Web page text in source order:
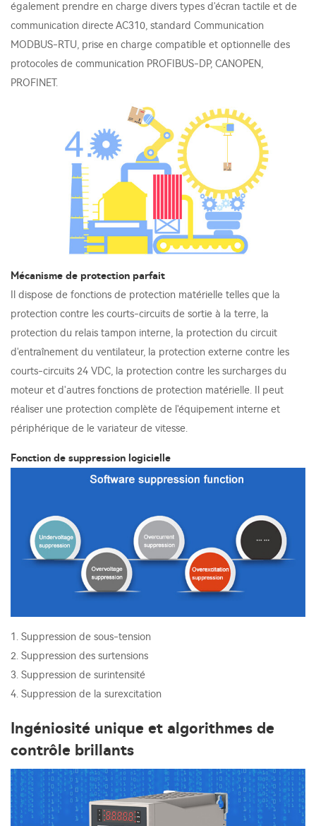
également prendre en charge divers types d'écran tactile et de
communication directe AC310, standard Communication
MODBUS-RTU, prise en charge compatible et optionnelle des
protocoles de communication PROFIBUS-DP, CANOPEN,
PROFINET.
Mécanisme de protection parfait
Il dispose de fonctions de protection matérielle telles que la
protection contre les courts-circuits de sortie à la terre, la
protection du relais tampon interne, la protection du circuit
d'entraînement du ventilateur, la protection externe contre les
courts-circuits 24 VDC, la protection contre les surcharges du
moteur et d'autres fonctions de protection matérielle. Il peut
réaliser une protection complète de l'équipement interne et
périphérique de le variateur de vitesse.
Fonction de suppression logicielle
1. Suppression de sous-tension
2. Suppression des surtensions
3. Suppression de surintensité
4. Suppression de la surexcitation
Ingéniosité unique et algorithmes de
contrôle brillants